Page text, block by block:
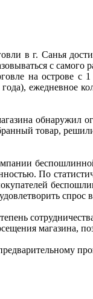
в г. Санья
с самого
на острове
ежедневное
обнаружил
товар,
По
спрос
магазина,